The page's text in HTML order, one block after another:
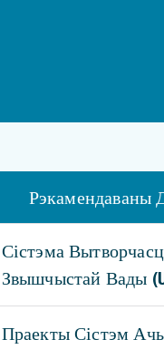
Рэкамендаваны
Сістэма
Звышчыстай Вады
Малайзіі
Праекты Сістэм